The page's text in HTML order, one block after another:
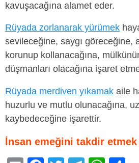
kavuşacağına alamet eder.
Rüyada zorlanarak yürümek
sevileceğine, saygı göreceğine,
korunup kollanacağına,
düşmanları olacağına işaret
Rüyada merdiven yıkamak aile
huzurlu ve mutlu olunacağına,
kaybedeceğine işarettir.
İnsan emeğini takdir etmek